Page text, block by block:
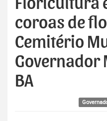
Floricultura
coroas de
Cemitério
Governador
BA